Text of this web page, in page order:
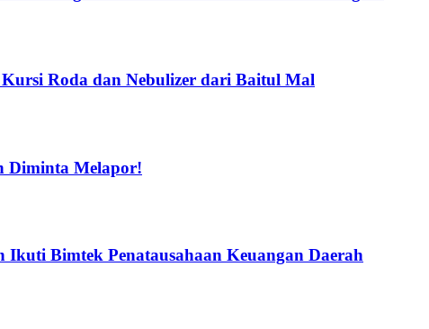
Roda dan Nebulizer dari Baitul Mal
Diminta Melapor!
Ikuti Bimtek Penatausahaan Keuangan Daerah